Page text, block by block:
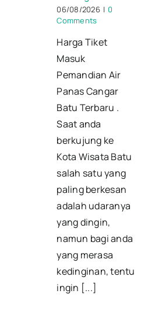
06/08/2026 | 0
Comments
Harga Tiket
Masuk
Pemandian Air
Panas Cangar
Batu Terbaru .
Saat anda
berkujung ke
Kota Wisata Batu
salah satu yang
paling berkesan
adalah udaranya
yang dingin,
namun bagi anda
yang merasa
kedinginan, tentu
ingin [...]